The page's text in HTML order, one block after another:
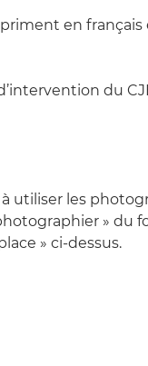
en
du
utiliser les
» du
» ci-dessus.